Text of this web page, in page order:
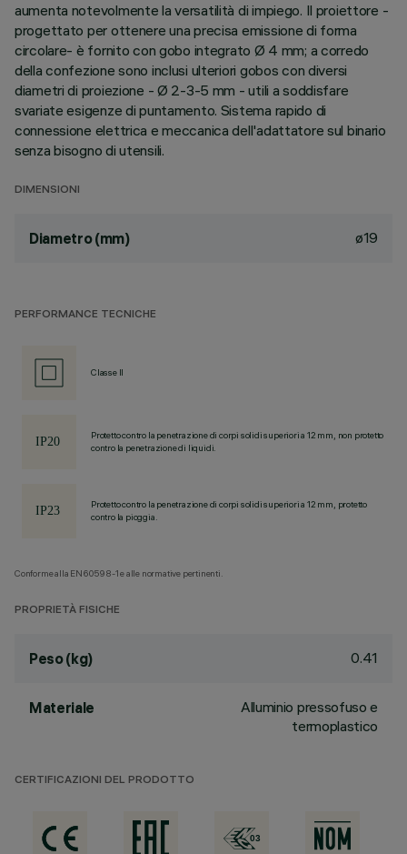
aumenta notevolmente la versatilità di impiego. Il proiettore -
progettato per ottenere una precisa emissione di forma
circolare- è fornito con gobo integrato Ø 4 mm; a corredo
della confezione sono inclusi ulteriori gobos con diversi
diametri di proiezione - Ø 2-3-5 mm - utili a soddisfare
svariate esigenze di puntamento. Sistema rapido di
connessione elettrica e meccanica dell'adattatore sul binario
senza bisogno di utensili.
DIMENSIONI
Diametro (mm) ø19
PERFORMANCE TECNICHE
Classe II
Protetto contro la penetrazione di corpi solidi superiori a 12 mm, non protetto
contro la penetrazione di liquidi.
Protetto contro la penetrazione di corpi solidi superiori a 12 mm, protetto
contro la pioggia.
Conforme alla EN60598-1 e alle normative pertinenti.
PROPRIETÀ FISICHE
Peso (kg) 0.41
Materiale
Alluminio pressofuso e
termoplastico
CERTIFICAZIONI DEL PRODOTTO